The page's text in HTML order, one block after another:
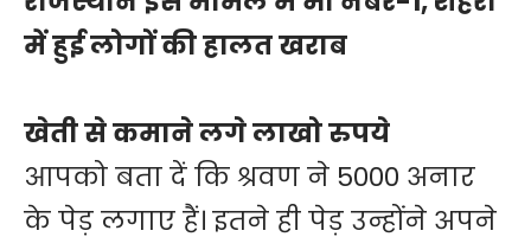
में हुई लोगों की हालत खराब
खेती से कमाने लगे लाखो रुपये
आपको बता दें कि श्रवण ने 5000 अनार
के पेड़ लगाए हैं। इतने ही पेड़ उन्होंने अपने